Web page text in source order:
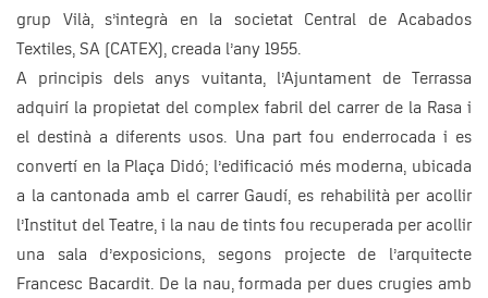
grup Vilà, s’integrà en la societat Central de Acabados
Textiles, SA (CATEX), creada l’any 1955.
A principis dels anys vuitanta, l’Ajuntament de Terrassa
adquirí la propietat del complex fabril del carrer de la Rasa i
el destinà a diferents usos. Una part fou enderrocada i es
convertí en la Plaça Didó; l’edificació més moderna, ubicada
a la cantonada amb el carrer Gaudí, es rehabilità per acollir
l’Institut del Teatre, i la nau de tints fou recuperada per acollir
una sala d’exposicions, segons projecte de l’arquitecte
Francesc Bacardit. De la nau, formada per dues crugies amb